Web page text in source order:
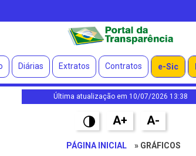
Diárias Extratos Contratos e-Sic
Última atualização em 10/07/2026 13:38
A+ A-
PÁGINA INICIAL » GRÁFICOS